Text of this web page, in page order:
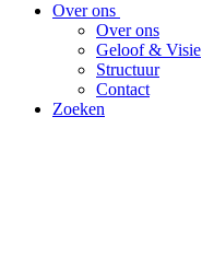
Over ons
Over ons
Geloof & Visie
Structuur
Contact
Zoeken